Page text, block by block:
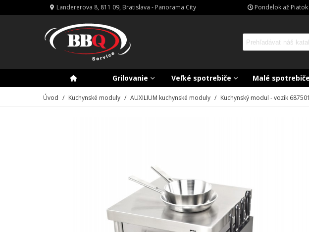
Landererova 8, 811 09, Bratislava - Panorama City Pondelok až
Grilovanie Veľké spotrebiče Malé spotrebiče
Úvod / Kuchynské moduly / AUXILIUM kuchynské moduly / Kuchynský modul - vozík 687501